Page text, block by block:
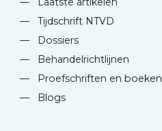
—
Tijdschrift NTVD
—
Dossiers
—
Behandelrichtlijnen
—
Proefschriften en boeken
—
Blogs